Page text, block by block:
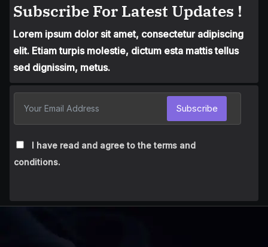
Subscribe For Latest Updates !
Lorem ipsum dolor sit amet, consectetur adipiscing
elit. Etiam turpis molestie, dictum esta mattis tellus
sed dignissim, metus.
I have read and agree to the terms and
conditions.
Subscribe